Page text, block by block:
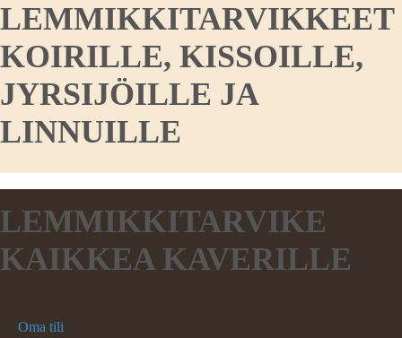
LEMMIKKITARVIKKEET
KOIRILLE, KISSOILLE,
JYRSIJÖILLE JA
LINNUILLE
LEMMIKKITARVIKE
KAIKKEA KAVERILLE
Oma tili